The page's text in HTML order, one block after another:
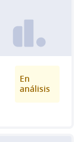
En
análisis